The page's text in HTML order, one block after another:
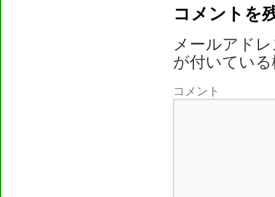
コメントを
メールアド
が付いてい
コメント